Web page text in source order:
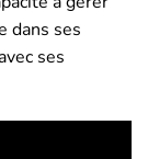
dans ses
ses